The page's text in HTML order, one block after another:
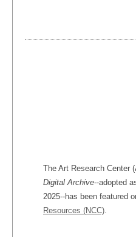
The Art Research Center
Digital Archive--adopted
2025--has been featured
Resources (NCC)